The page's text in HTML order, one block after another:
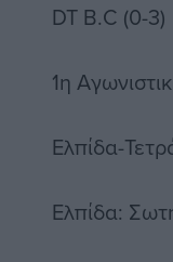
DT B.C (0-3)
1η
Ελπίδα-
Ελπίδα: